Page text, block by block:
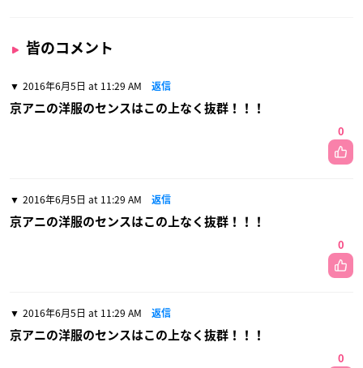
皆のコメント
2016年6月5日 at 11:29 AM 返信
京アニの洋服のセンスはこの上なく抜群！！！
0
2016年6月5日 at 11:29 AM 返信
京アニの洋服のセンスはこの上なく抜群！！！
0
2016年6月5日 at 11:29 AM 返信
京アニの洋服のセンスはこの上なく抜群！！！
0